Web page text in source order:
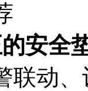
安全
联动